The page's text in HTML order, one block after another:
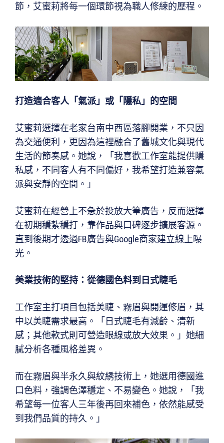
節，艾蜜莉將每一個環節視為職人修練的歷程。
打造適合客人「氣派」或「隱私」的空間
艾蜜莉選擇在老家台南中西區落腳開業，不只因
為交通便利，更因為這裡融合了舊城文化與現代
生活的節奏感。她說，「我喜歡工作室能提供隱
私感，不同客人有不同偏好，我希望打造兼容氣
派與安靜的空間。」
艾蜜莉在經營上不急於投放大筆廣告，反而選擇
在初期穩紮穩打，靠作品與口碑逐步擴展客源。
直到後期才透過FB廣告與Google商家建立線上曝
光。
美業技術的堅持：從德國色料到日式睫毛
工作室主打項目包括美睫、霧眉與開運修眉，其
中以美睫需求最高。「日式睫毛有減齡、清新
感；其他款式則可營造眼線或放大效果。」她細
膩分析各種風格差異。
而在霧眉與半永久與紋綉技術上，她選用德國進
口色料，強調色澤穩定、不易變色。她說，「我
希望每一位客人三年後再回來補色，依然能感受
到我們品質的持久。」